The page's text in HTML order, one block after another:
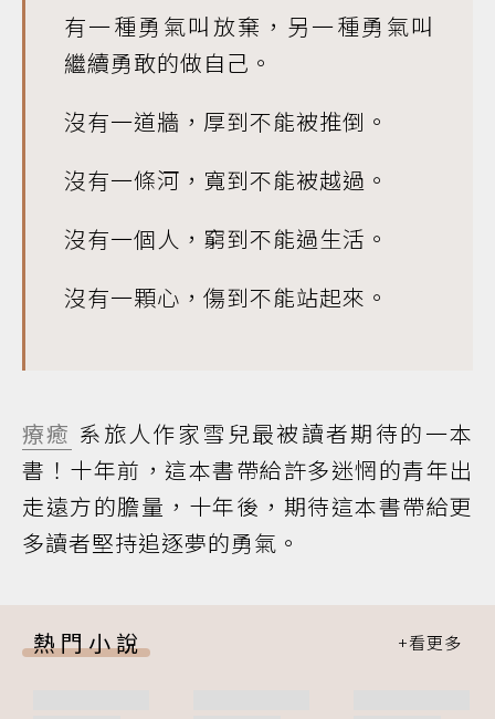
有一種勇氣叫放棄，另一種勇氣叫
繼續勇敢的做自己。
沒有一道牆，厚到不能被推倒。
沒有一條河，寬到不能被越過。
沒有一個人，窮到不能過生活。
沒有一顆心，傷到不能站起來。
療癒 系旅人作家雪兒最被讀者期待的一本
書！十年前，這本書帶給許多迷惘的青年出
走遠方的膽量，十年後，期待這本書帶給更
多讀者堅持追逐夢的勇氣。
熱門小說